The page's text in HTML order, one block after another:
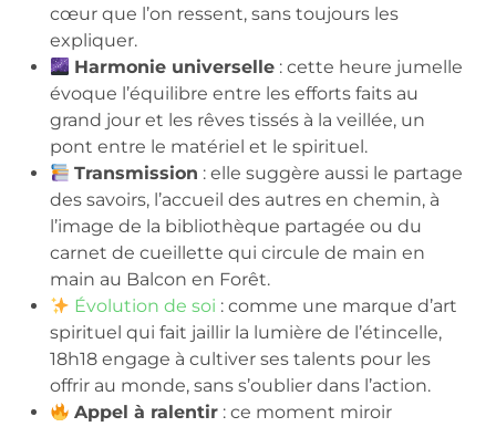
cœur que l’on ressent, sans toujours les
expliquer.
Harmonie universelle : cette heure jumelle
évoque l’équilibre entre les efforts faits au
grand jour et les rêves tissés à la veillée, un
pont entre le matériel et le spirituel.
Transmission : elle suggère aussi le partage
des savoirs, l’accueil des autres en chemin, à
l’image de la bibliothèque partagée ou du
carnet de cueillette qui circule de main en
main au Balcon en Forêt.
Évolution de soi : comme une marque d’art
spirituel qui fait jaillir la lumière de l’étincelle,
18h18 engage à cultiver ses talents pour les
offrir au monde, sans s’oublier dans l’action.
Appel à ralentir : ce moment miroir